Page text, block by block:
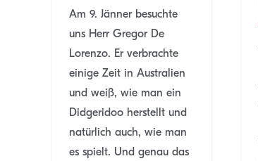
Am 9. Jänner besuchte
uns Herr Gregor De
Lorenzo. Er verbrachte
einige Zeit in Australien
und weiß, wie man ein
Didgeridoo herstellt und
natürlich auch, wie man
es spielt. Und genau das